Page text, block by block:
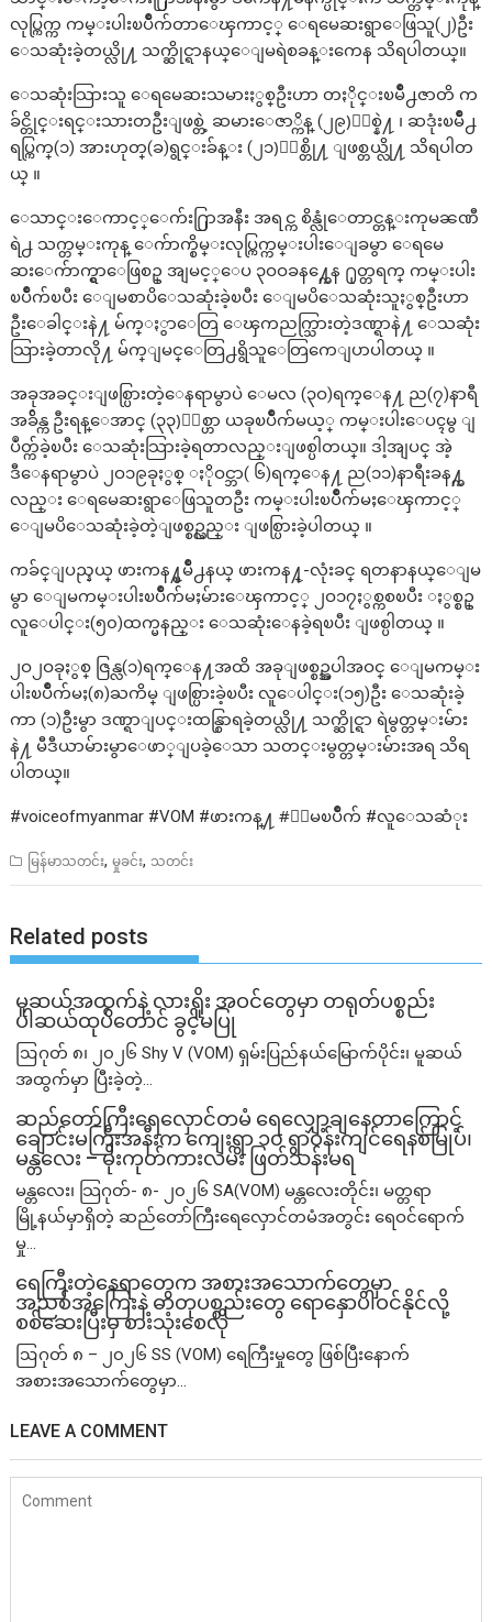
လုပ္ကြက္က ကမ္းပါးၿပိဳက်တာေၾကာင့္ ေရမေဆးရွာေဖြသူ(၂)ဦး
ေသဆုံးခဲ့တယ္လို႔ သက္ဆိုင္ရာနယ္ေျမရဲစခန္းကေန သိရပါတယ္။
ေသဆုံးသြားသူ ေရမေဆးသမားႏွစ္ဦးဟာ တႏိုင္းၿမိဳ႕ဇာတိ က
ခ်င္တိုင္းရင္းသားတဦးျဖစ္တဲ့ ဆမားေဇာ္ကိန္ (၂၉)ႏွစ္နဲ႔ ၊ ဆဒုံးၿမိဳ႕
ရပ္ကြက္(၁) အားဟုတ္(ခ)ရွင္းခ်န္း (၂၁)ႏွစ္တို႔ ျဖစ္တယ္လို႔ သိရပါတ
ယ္ ။
ေသာင္းေကာင့္ေက်း႐ြာအနီး အရင္က စိန္လုံေတာင္တန္းကုမၼဏီ
ရဲ႕ သက္တမ္းကုန္ ေက်ာက္စိမ္းလုပ္ကြက္ကမ္းပါးေျခမွာ ေရမေ
ဆးေက်ာက္ရွာေဖြစဥ္ အျမင့္ေပ ၃ဝဝခန႔္ကေန ႐ုတ္တရက္ ကမ္းပါး
ၿပိဳက်ၿပီး ေျမစာပိေသဆုံးခဲ့ၿပီး ေျမပိေသဆုံးသူႏွစ္ဦးဟာ
ဦးေခါင္းနဲ႔ မ်က္ႏွာေတြ ေၾကညက္သြားတဲ့ဒဏ္ရာနဲ႔ ေသဆုံး
သြားခဲ့တာလို႔ မ်က္ျမင္ေတြ႕ရွိသူေတြကေျပာပါတယ္ ။
အခုအခင္းျဖစ္ပြားတဲ့ေနရာမွာပဲ ေမလ (၃ဝ)ရက္ေန႔ ည(၇)နာရီ
အခ်ိန္က ဦးရန္ေအာင္ (၃၃)ႏွစ္ဟာ ယခုၿပိဳက်မယ့္ ကမ္းပါးေပၚမွ ျ
ပဳတ္က်ခဲ့ၿပီး ေသဆုံးသြားခဲ့ရတာလည္းျဖစ္ပါတယ္။ ဒါ့အျပင္ အဲ့
ဒီေနရာမွာပဲ ၂ဝ၁၉ခုႏွစ္ ႏိုဝင္ဘာ( ၆)ရက္ေန႔ ည(၁၁)နာရီးခန႔္က
လည္း ေရမေဆးရွာေဖြသူတဦး ကမ္းပါးၿပိဳက်မႈေၾကာင့္
ေျမပိေသဆုံးခဲ့တဲ့ျဖစ္စဥ္လည္း ျဖစ္ပြားခဲ့ပါတယ္ ။
ကခ်င္ျပည္နယ္ ဖားကန႔္ၿမိဳ႕နယ္ ဖားကန႔္-လုံးခင္ ရတနာနယ္ေျမ
မွာ ေျမကမ္းပါးၿပိဳက်မႈမ်ားေၾကာင့္ ၂ဝ၁၇ႏွစ္ကစၿပီး ႏွစ္စဥ္
လူေပါင္း(၅၀)ထက္မနည္း ေသဆုံးေနခဲ့ရၿပီး ျဖစ္ပါတယ္ ။
၂ဝ၂ဝခုႏွစ္ ဇြန္လ(၁)ရက္ေန႔အထိ အခုျဖစ္စဥ္အပါအဝင္ ေျမကမ္း
ပါးၿပိဳက်မႈ(၈)ႀကိမ္ ျဖစ္ပြားခဲ့ၿပီး လူေပါင္း(၁၅)ဦး ေသဆုံးခဲ့
ကာ (၁)ဦးမွာ ဒဏ္ရာျပင္းထန္စြာရခဲ့တယ္လို႔ သက္ဆိုင္ရာ ရဲမွတ္တမ္းမ်ား
နဲ႔ မီဒီယာမ်ားမွာေဖာ္ျပခဲ့ေသာ သတင္းမွတ္တမ္းမ်ားအရ သိရ
ပါတယ္။
#voiceofmyanmar #VOM #ဖားကန္႔ #ေျမၿပိဳက် #လူေသဆံုး
မြန်မာသတင်း,မှုခင်း, သတင်း
Related posts
မူဆယ်အထွက်နဲ့ လားရှိုး အဝင်တွေမှာ တရုတ်ပစ္စည်း
ပါဆယ်ထုပ်တောင် ခွင့်မပြု
ဩဂုတ် ၈၊ ၂၀၂၆ Shy V (VOM) ရှမ်းပြည်နယ်မြောက်ပိုင်း၊ မူဆယ်
အထွက်မှာ ပြီးခဲ့တဲ့...
ဆည်တော်ကြီးရေလှောင်တမံ ရေလျှော့ချနေတာကြောင့်
ချောင်းမကြီးအနီးက ကျေးရွာ ၁၀ ရွာဝန်းကျင်ရေနစ်မြုပ်၊
မန္တလေး – မိုးကုတ်ကားလမ်း ဖြတ်သန်းမရ
မန္တလေး၊ သြဂုတ်- ၈- ၂၀၂၆ SA(VOM) မန္တလေးတိုင်း၊ မတ္တရာ
မြို့နယ်မှာရှိတဲ့ ဆည်တော်ကြီးရေလှောင်တမံအတွင်း ရေဝင်ရောက်
မှု...
ရေကြီးတဲ့​နေရာ​တွေက အစားအသောက်တွေမှာ
အညစ်အကြေးနဲ့ ဓာတုပစ္စည်းတွေ ရောနှောပါဝင်နိုင်လို့
စစ်ဆေးပြီးမှ စားသုံးစေလို
ဩဂုတ် ၈ – ၂၀၂၆ SS (VOM) ရေကြီးမှုတွေ ဖြစ်ပြီးနောက်
အစားအသောက်တွေမှာ...
LEAVE A COMMENT